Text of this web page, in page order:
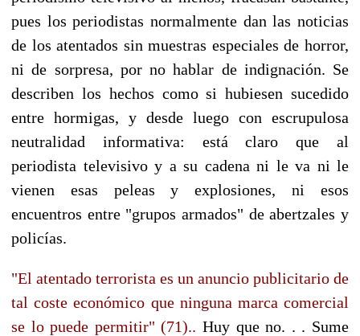
pues los periodistas normalmente dan las noticias
de los atentados sin muestras especiales de horror,
ni de sorpresa, por no hablar de indignación. Se
describen los hechos como si hubiesen sucedido
entre hormigas, y desde luego con escrupulosa
neutralidad informativa: está claro que al
periodista televisivo y a su cadena ni le va ni le
vienen esas peleas y explosiones, ni esos
encuentros entre "grupos armados" de abertzales y
policías.
"El atentado terrorista es un anuncio publicitario de
tal coste económico que ninguna marca comercial
se lo puede permitir" (71).. Huy que no. . . Sume